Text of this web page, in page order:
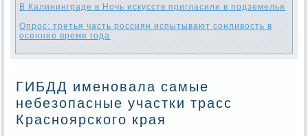
В Калининграде в Ночь искусств пригласили в подземелья
Опрос: третья часть россиян испытывают сонливость в
осеннее время года
ГИБДД именовала самые
небезопасные участки трасс
Красноярского края